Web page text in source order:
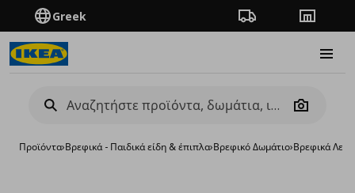
Greek Πορεία παραγγελίας
Camera
Προϊόντα›Βρεφικά - Παιδικά είδη & έπιπλα›Βρεφικό Δωμάτιο›Βρεφικά